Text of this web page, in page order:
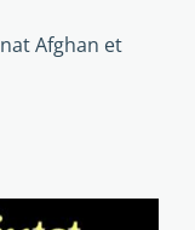
Afghan et